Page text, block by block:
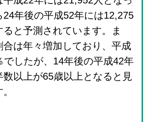
24年後の平成52年には12,275
ると予測されています。ま
合は年々増加しており、平成
でしたが、14年後の平成42年
数以上が65歳以上となると見